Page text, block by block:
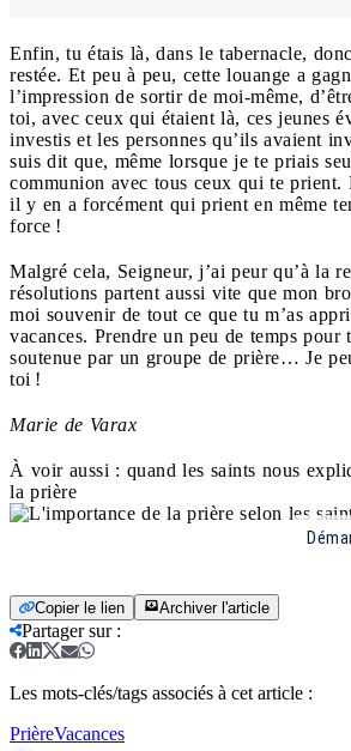
Enfin, tu étais là, dans le tabernacle,
restée. Et peu à peu, cette louange a
l’impression de sortir de moi-même,
toi, avec ceux qui étaient là, ces jeunes
investis et les personnes qu’ils avaient
suis dit que, même lorsque je te priais
communion avec tous ceux qui te prient.
il y en a forcément qui prient en même
force !
Malgré cela, Seigneur, j’ai peur qu’à la
résolutions partent aussi vite que mon
moi souvenir de tout ce que tu m’as
vacances. Prendre un peu de temps pour
soutenue par un groupe de prière… Je
toi !
Marie de Varax
À voir aussi : quand les saints nous
la prière
Copier le lien Archiver l'article
Partager sur:
Les mots-clés/tags associés à cet article :
PrièreVacances